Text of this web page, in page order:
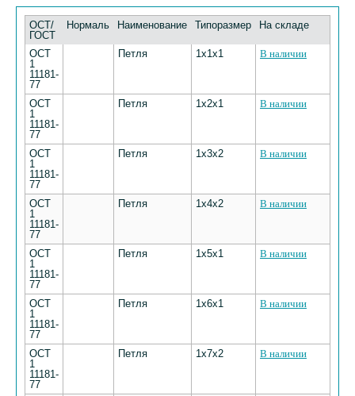
ОСТ/
ГОСТ
Нормаль Наименование Типоразмер На складе
ОСТ
1
11181-
77
Петля 1х1х1 В наличии
ОСТ
1
11181-
77
Петля 1х2х1 В наличии
ОСТ
1
11181-
77
Петля 1х3х2 В наличии
ОСТ
1
11181-
77
Петля 1х4х2 В наличии
ОСТ
1
11181-
77
Петля 1х5х1 В наличии
ОСТ
1
11181-
77
Петля 1х6х1 В наличии
ОСТ
1
11181-
77
Петля 1х7х2 В наличии